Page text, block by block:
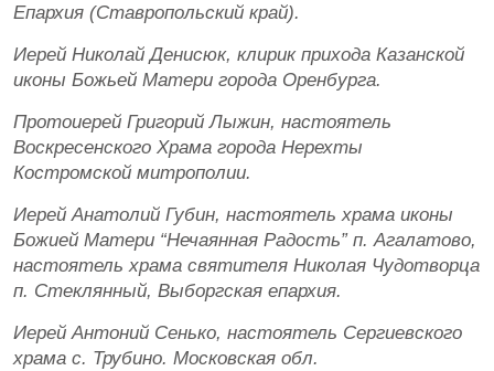
Епархия (Ставропольский край).
Иерей Николай Денисюк, клирик прихода Казанской
иконы Божьей Матери города Оренбурга.
Протоиерей Григорий Лыжин, настоятель
Воскресенского Храма города Нерехты
Костромской митрополии.
Иерей Анатолий Губин, настоятель храма иконы
Божией Матери “Нечаянная Радость” п. Агалатово,
настоятель храма святителя Николая Чудотворца
п. Стеклянный, Выборгская епархия.
Иерей Антоний Сенько, настоятель Сергиевского
храма с. Трубино. Московская обл.